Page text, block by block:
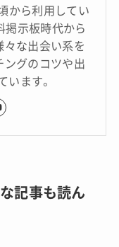
から利用してい
掲示板時代から
々な出会い系を
ングのコツや出
ます。
記事も読ん